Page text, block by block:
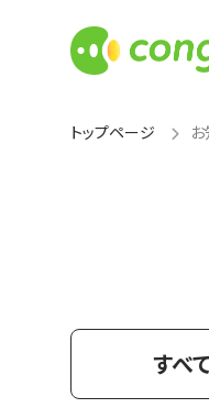
トップページ
すべ